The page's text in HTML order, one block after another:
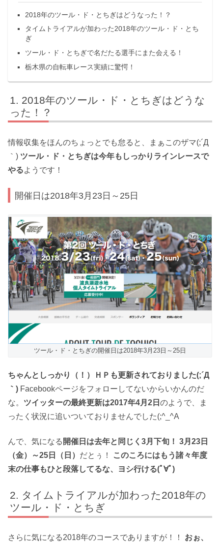
2018年のツール・ド・とちぎはどうなった！？
タイムトライアルが加わった2018年のツール・ド・とち
ぎ
ツール・ド・とちぎで名だたる選手にまた会える！
栃木県の自転車レース実績に驚愕！
2018年のツール・ド・とちぎはどうな
った！？
情報収集をほんのちょっとでも怠ると、まぁこのザマ(;´Д
｀) ツール・ド・とちぎは今年もしっかりラインレースで
やるようです！
開催日は2018年3月23日～25日
ツール・ド・とちぎの開催日は2018年3月23日～25日
ちゃんとしっかり（！）ＨＰも更新されておりました(;´Д
｀) Facebookページをフォローしてないからいかんのだ
な。 ツイッターの最終更新は2017年4月2日 のようで、ま
ったく状況に追いついておりませんでした(;^_^A
んで、気になる 開催日は去年と同じく3月下旬！ 3月23日
（金）～25日（日） だとぅ！
このころにはもう諸々年度
末の仕事もひと段落してるな、ヨシ行ける(ﾟ∀ﾟ)
タイムトライアルが加わった2018年の
ツール・ド・とちぎ
さらに気になる2018年のコースでありますが！！ おぉ、